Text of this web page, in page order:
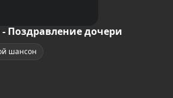
- Поздравление дочери
шансон